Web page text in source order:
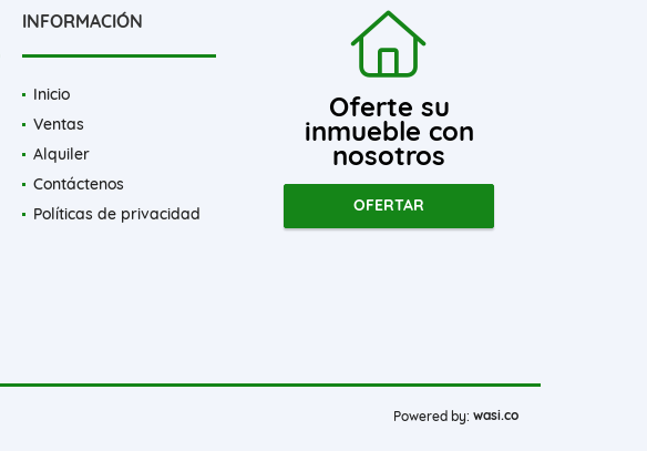
INFORMACIÓN
Inicio
Ventas
Alquiler
Contáctenos
Políticas de privacidad
Oferte su
inmueble con
nosotros
OFERTAR
Powered by: wasi.co